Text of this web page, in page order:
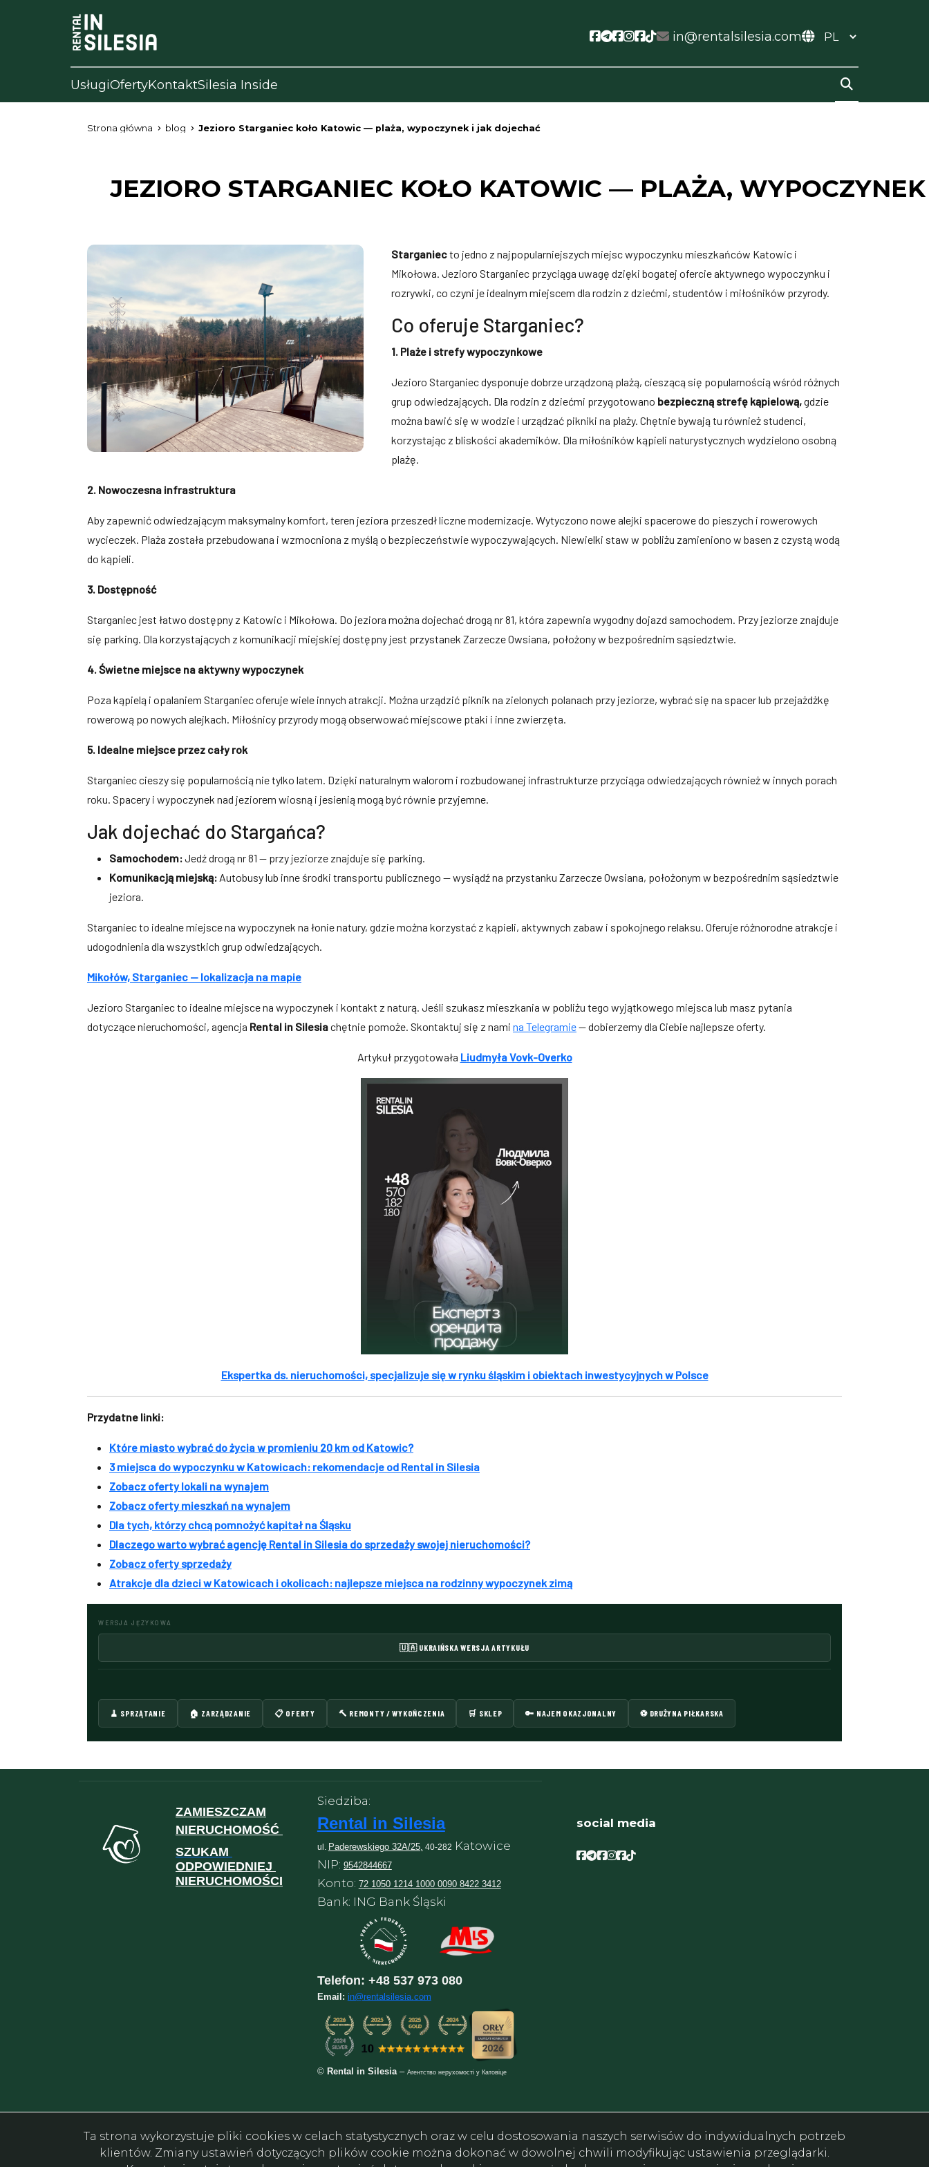
Social link
Social link
Social link
Social link
Social link
Social link
in@rentalsilesia.com
UsługiOfertyKontaktSilesia Inside
Strona główna blog Jezioro Starganiec koło Katowic — plaża, wypoczynek i jak dojechać
JEZIORO STARGANIEC KOŁO KATOWIC — PLAŻA,
Starganiecto jedno z najpopularniejszych miejsc wypoczynku mieszkańców Katowic i
Mikołowa. Jezioro Starganiec przyciąga uwagę dzięki bogatej ofercie aktywnego wypoczynku i
rozrywki, co czyni je idealnym miejscem dla rodzin z dziećmi, studentów i miłośników przyrody.
Co oferuje Starganiec?
1. Plaże i strefy wypoczynkowe
Jezioro Starganiec dysponuje dobrze urządzoną plażą, cieszącą się popularnością wśród różnych
grup odwiedzających. Dla rodzin z dziećmi przygotowano bezpieczną strefę kąpielową,gdzie
można bawić się w wodzie i urządzać pikniki na plaży. Chętnie bywają tu również studenci,
korzystając z bliskości akademików. Dla miłośników kąpieli naturystycznych wydzielono osobną
plażę.
2. Nowoczesna infrastruktura
Aby zapewnić odwiedzającym maksymalny komfort, teren jeziora przeszedł liczne modernizacje. Wytyczono nowe alejki spacerowe do pieszych i rowerowych
wycieczek. Plaża została przebudowana i wzmocniona z myślą o bezpieczeństwie wypoczywających. Niewielki staw w pobliżu zamieniono w basen z czystą wodą
do kąpieli.
3. Dostępność
Starganiec jest łatwo dostępny z Katowic i Mikołowa. Do jeziora można dojechać drogą nr 81, która zapewnia wygodny dojazd samochodem. Przy jeziorze znajduje
się parking. Dla korzystających z komunikacji miejskiej dostępny jest przystanek Zarzecze Owsiana, położony w bezpośrednim sąsiedztwie.
4. Świetne miejsce na aktywny wypoczynek
Poza kąpielą i opalaniem Starganiec oferuje wiele innych atrakcji. Można urządzić piknik na zielonych polanach przy jeziorze, wybrać się na spacer lub przejażdżkę
rowerową po nowych alejkach. Miłośnicy przyrody mogą obserwować miejscowe ptaki i inne zwierzęta.
5. Idealne miejsce przez cały rok
Starganiec cieszy się popularnością nie tylko latem. Dzięki naturalnym walorom i rozbudowanej infrastrukturze przyciąga odwiedzających również w innych porach
roku. Spacery i wypoczynek nad jeziorem wiosną i jesienią mogą być równie przyjemne.
Jak dojechać do Stargańca?
Samochodem:Jedź drogą nr 81 — przy jeziorze znajduje się parking.
Komunikacją miejską: Autobusy lub inne środki transportu publicznego — wysiądź na przystanku Zarzecze Owsiana, położonym w bezpośrednim sąsiedztwie
jeziora.
Starganiec to idealne miejsce na wypoczynek na łonie natury, gdzie można korzystać z kąpieli, aktywnych zabaw i spokojnego relaksu. Oferuje różnorodne atrakcje i
udogodnienia dla wszystkich grup odwiedzających.
Mikołów, Starganiec — lokalizacja na mapie
Jezioro Starganiec to idealne miejsce na wypoczynek i kontakt z naturą. Jeśli szukasz mieszkania w pobliżu tego wyjątkowego miejsca lub masz pytania
dotyczące nieruchomości, agencja Rental in Silesiachętnie pomoże. Skontaktuj się z nami na Telegramie— dobierzemy dla Ciebie najlepsze oferty.
Artykuł przygotowała Liudmyła Vovk-Overko
Ekspertka ds. nieruchomości, specjalizuje się w rynku śląskim i obiektach inwestycyjnych w Polsce
Przydatne linki:
Które miasto wybrać do życia w promieniu 20 km od Katowic?
3 miejsca do wypoczynku w Katowicach: rekomendacje od Rental in Silesia
Zobacz oferty lokali na wynajem
Zobacz oferty mieszkań na wynajem
Dla tych, którzy chcą pomnożyć kapitał na Śląsku
Dlaczego warto wybrać agencję Rental in Silesia do sprzedaży swojej nieruchomości?
Zobacz oferty sprzedaży
Atrakcje dla dzieci w Katowicach i okolicach: najlepsze miejsca na rodzinny wypoczynek zimą
WERSJA JĘZYKOWA
🇺🇦 UKRAIŃSKA WERSJA ARTYKUŁU
🧹 SPRZĄTANIE 🏠 ZARZĄDZANIE 📋 OFERTY 🔨 REMONTY / WYKOŃCZENIA 🛒 SKLEP 🔑 NAJEM OKAZJONALNY ⚽ DRUŻYNA PIŁKARSKA
ZAMIESZCZAM
NIERUCHOMOŚĆ
SZUKAM
ODPOWIEDNIEJ
NIERUCHOMOŚCI
Siedziba:
Rental in Silesia
ul. Paderewskiego 32A/25, 40-282 Katowice
NIP: 9542844667
Konto: 72 1050 1214 1000 0090 8422 3412
Bank: ING Bank Śląski
Telefon: +48 537 973 080
Email: in@rentalsilesia.com
© Rental in Silesia– Агентство нерухомості у Катовіце
social media
Facebook
Facebook
Facebook
Facebook
Facebook
Facebook
Ta strona wykorzystuje pliki cookies w celach statystycznych oraz w celu dostosowania naszych serwisów do indywidualnych potrzeb
klientów. Zmiany ustawień dotyczących plików cookie można dokonać w dowolnej chwili modyfikując ustawienia przeglądarki.